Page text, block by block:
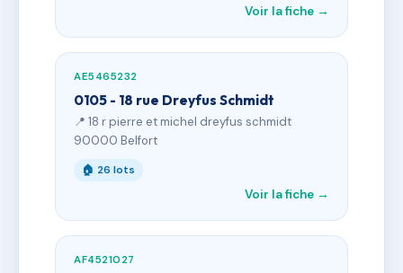
Voir la fiche →
AE5465232
0105 - 18 rue Dreyfus Schmidt
📍 18 r pierre et michel dreyfus schmidt
90000 Belfort
🏠 26 lots
Voir la fiche →
AF4521027